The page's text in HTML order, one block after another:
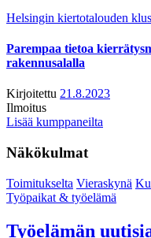
Helsingin kiertotalouden
Parempaa tietoa
rakennusalalla
Kirjoitettu 21.8.2023
Ilmoitus
Lisää kumppaneilta
Näkökulmat
Toimitukselta Vieraskynä
Työpaikat & työelämä
Työelämän